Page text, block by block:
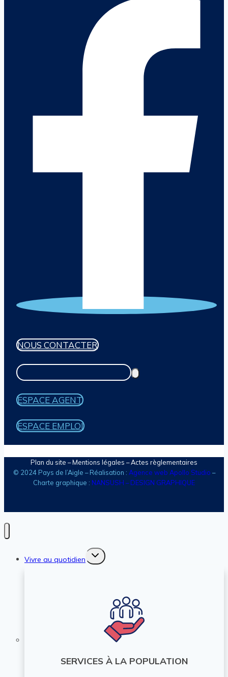
NOUS CONTACTER
ESPACE AGENT
ESPACE EMPLOI
Plan du site –Mentions légales – Actes règlementaires
© 2024 Pays de l’Aigle – Réalisation : Agence web Apollo Studio –
Charte graphique : NANSUSH – DESIGN GRAPHIQUE
Vivre au quotidien
Ouvrir/fermer
le
SERVICES À LA POPULATION